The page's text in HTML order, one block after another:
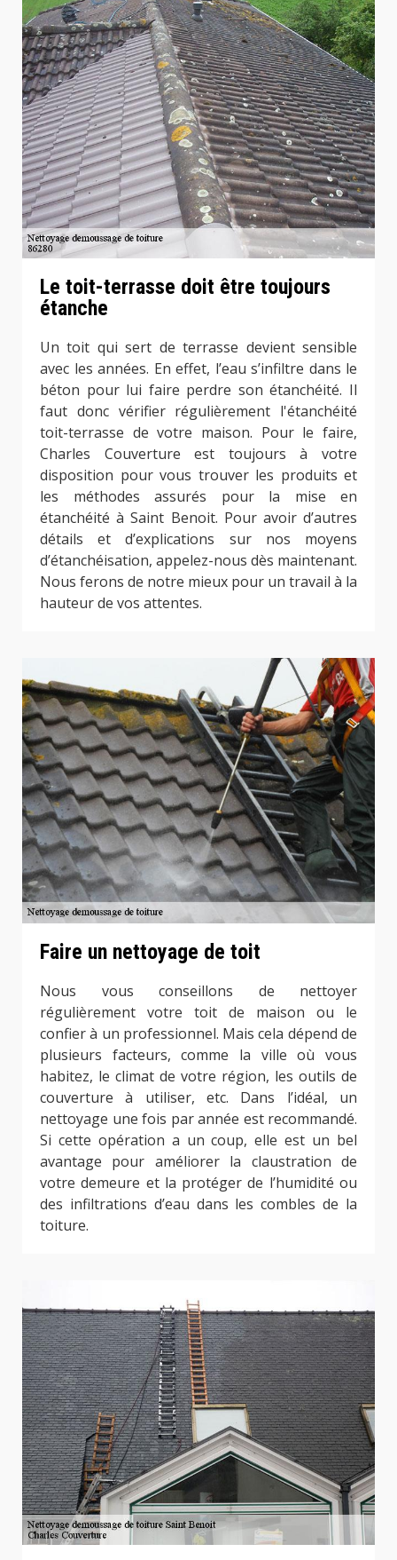
Le toit-terrasse doit être toujours
étanche
Un toit qui sert de terrasse devient sensible
avec les années. En effet, l’eau s’infiltre dans le
béton pour lui faire perdre son étanchéité. Il
faut donc vérifier régulièrement l'étanchéité
toit-terrasse de votre maison. Pour le faire,
Charles Couverture est toujours à votre
disposition pour vous trouver les produits et
les méthodes assurés pour la mise en
étanchéité à Saint Benoit. Pour avoir d’autres
détails et d’explications sur nos moyens
d’étanchéisation, appelez-nous dès maintenant.
Nous ferons de notre mieux pour un travail à la
hauteur de vos attentes.
Faire un nettoyage de toit
Nous vous conseillons de nettoyer
régulièrement votre toit de maison ou le
confier à un professionnel. Mais cela dépend de
plusieurs facteurs, comme la ville où vous
habitez, le climat de votre région, les outils de
couverture à utiliser, etc. Dans l’idéal, un
nettoyage une fois par année est recommandé.
Si cette opération a un coup, elle est un bel
avantage pour améliorer la claustration de
votre demeure et la protéger de l’humidité ou
des infiltrations d’eau dans les combles de la
toiture.